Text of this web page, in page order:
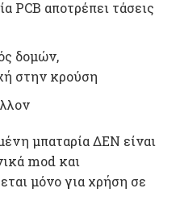
PCB αποτρέπει τάσεις
δομών,
στην κρούση
μπαταρία ΔΕΝ είναι
mod και
μόνο για χρήση σε